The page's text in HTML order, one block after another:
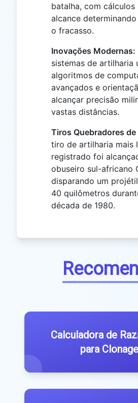
batalha, com cálculos
alcance
o fracasso.
Inovações Modernas:
sistemas de artilharia
algoritmos de
avançados e
alcançar precisão
vastas distâncias.
Tiros Quebradores de
tiro de artilharia mais
registrado foi
obuseiro sul-africano
disparando um
40 quilômetros
década de 1980.
Calculadora de
para